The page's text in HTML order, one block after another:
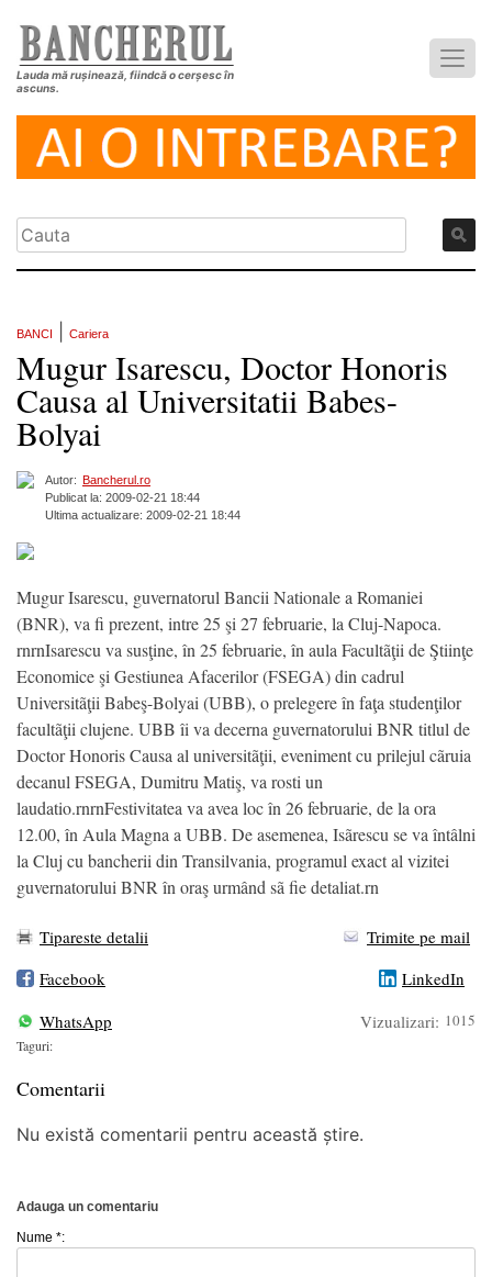
Lauda mă rușinează, fiindcă o cerșesc în
ascuns.
BANCI Cariera
Mugur Isarescu, Doctor Honoris
Causa al Universitatii Babes-
Bolyai
Autor: Bancherul.ro
Publicat la: 2009-02-21 18:44
Ultima actualizare: 2009-02-21 18:44
Mugur Isarescu, guvernatorul Bancii Nationale a Romaniei
(BNR), va fi prezent, intre 25 şi 27 februarie, la Cluj-Napoca.
rnrnIsarescu va susţine, în 25 februarie, în aula Facultãţii de Ştiinţe
Economice şi Gestiunea Afacerilor (FSEGA) din cadrul
Universitãţii Babeş-Bolyai (UBB), o prelegere în faţa studenţilor
facultãţii clujene. UBB îi va decerna guvernatorului BNR titlul de
Doctor Honoris Causa al universitãţii, eveniment cu prilejul cãruia
decanul FSEGA, Dumitru Matiş, va rosti un
laudatio.rnrnFestivitatea va avea loc în 26 februarie, de la ora
12.00, în Aula Magna a UBB. De asemenea, Isãrescu se va întâlni
la Cluj cu bancherii din Transilvania, programul exact al vizitei
guvernatorului BNR în oraş urmând sã fie detaliat.rn
Tipareste detalii
Trimite pe mail
Facebook
LinkedIn
WhatsApp
Vizualizari: 1015
Taguri:
Comentarii
Nu există comentarii pentru această știre.
Adauga un comentariu
Nume *: